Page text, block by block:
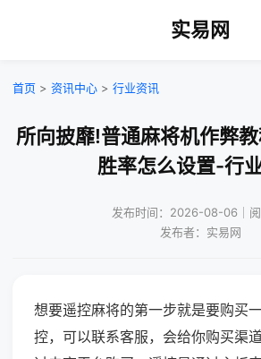
实易网
首页 > 资讯中心 > 行业资讯
所向披靡!普通麻将机作弊
胜率怎么设置-行
发布时间：2026-08-06｜阅
发布者：实易网
想要遥控麻将的第一步就是要购买
控，可以联系客服，会给你购买渠